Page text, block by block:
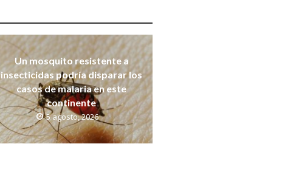
Un mosquito resistente a
insecticidas podría disparar los
casos de malaria en este
continente
5 agosto, 2026